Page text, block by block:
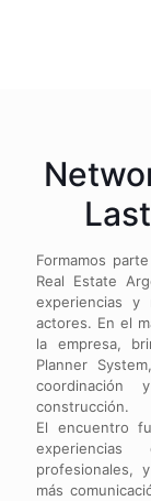
Formamos
Real Estate
experiencias y
actores. En el
la empresa,
Planner
construcción.
El encuentro
profesionales,
más